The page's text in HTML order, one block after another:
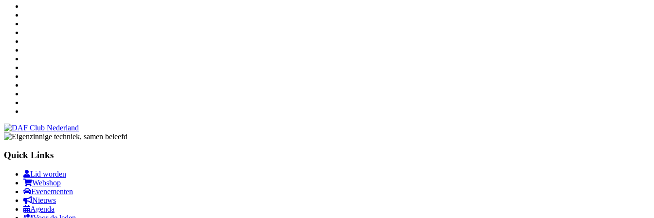
Quick Links
Lid worden
Webshop
Evenementen
Nieuws
Agenda